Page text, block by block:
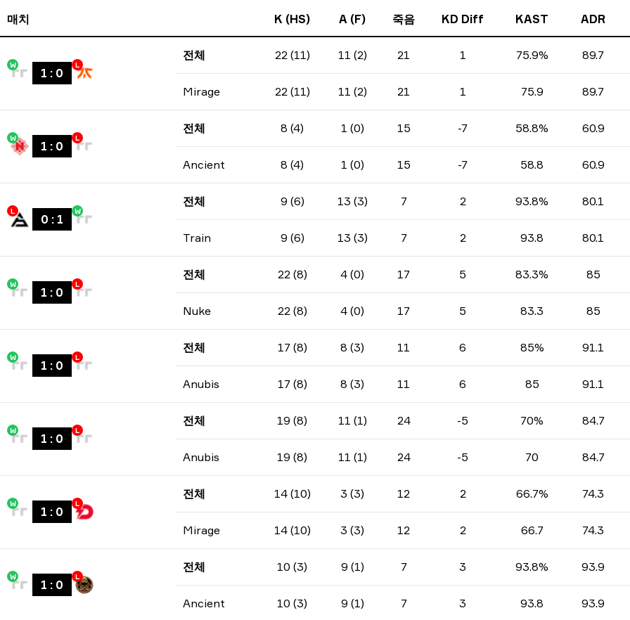
매치 K (HS) A (F) 죽음 KD Diff KAST ADR
W
1 : 0
L
전체 22 (11) 11 (2) 21 1 75.9% 89.7
Mirage 22 (11) 11 (2) 21 1 75.9 89.7
W
1 : 0
L
전체 8 (4) 1 (0) 15 -7 58.8% 60.9
Ancient 8 (4) 1 (0) 15 -7 58.8 60.9
L
0 : 1
W
전체 9 (6) 13 (3) 7 2 93.8% 80.1
Train 9 (6) 13 (3) 7 2 93.8 80.1
W
1 : 0
L
전체 22 (8) 4 (0) 17 5 83.3% 85
Nuke 22 (8) 4 (0) 17 5 83.3 85
W
1 : 0
L
전체 17 (8) 8 (3) 11 6 85% 91.1
Anubis 17 (8) 8 (3) 11 6 85 91.1
W
1 : 0
L
전체 19 (8) 11 (1) 24 -5 70% 84.7
Anubis 19 (8) 11 (1) 24 -5 70 84.7
W
1 : 0
L
전체 14 (10) 3 (3) 12 2 66.7% 74.3
Mirage 14 (10) 3 (3) 12 2 66.7 74.3
W
1 : 0
L
전체 10 (3) 9 (1) 7 3 93.8% 93.9
Ancient 10 (3) 9 (1) 7 3 93.8 93.9